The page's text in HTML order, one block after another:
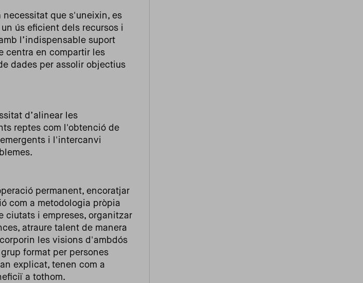
necessitat que s'uneixin, es
ús eficient dels recursos i
l’indispensable suport
centra en compartir les
dades per assolir objectius
d’alinear les
reptes com l'obtenció de
i l'intercanvi
permanent, encoratjar
com a metodologia pròpia
ciutats i empreses, organitzar
atraure talent de manera
les visions d'ambdós
format per persones
explicat, tenen com a
a tothom.